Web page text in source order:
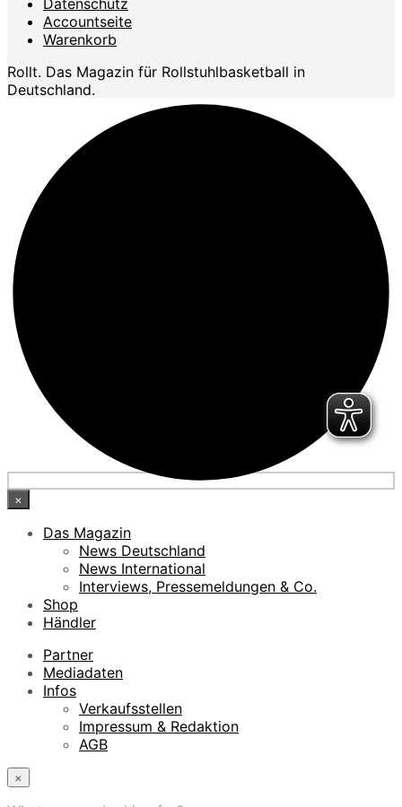
Accountseite
Warenkorb
Rollt. Das Magazin für Rollstuhlbasketball in
Deutschland.
×
Das Magazin
News Deutschland
News International
Interviews, Pressemeldungen & Co.
Shop
Händler
Partner
Mediadaten
Infos
Verkaufsstellen
Impressum & Redaktion
AGB
×